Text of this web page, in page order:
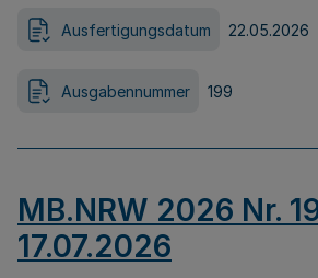
Ausfertigungsdatum 22.05.2026
Ausgabennummer 199
MB.NRW 2026 Nr.
17.07.2026